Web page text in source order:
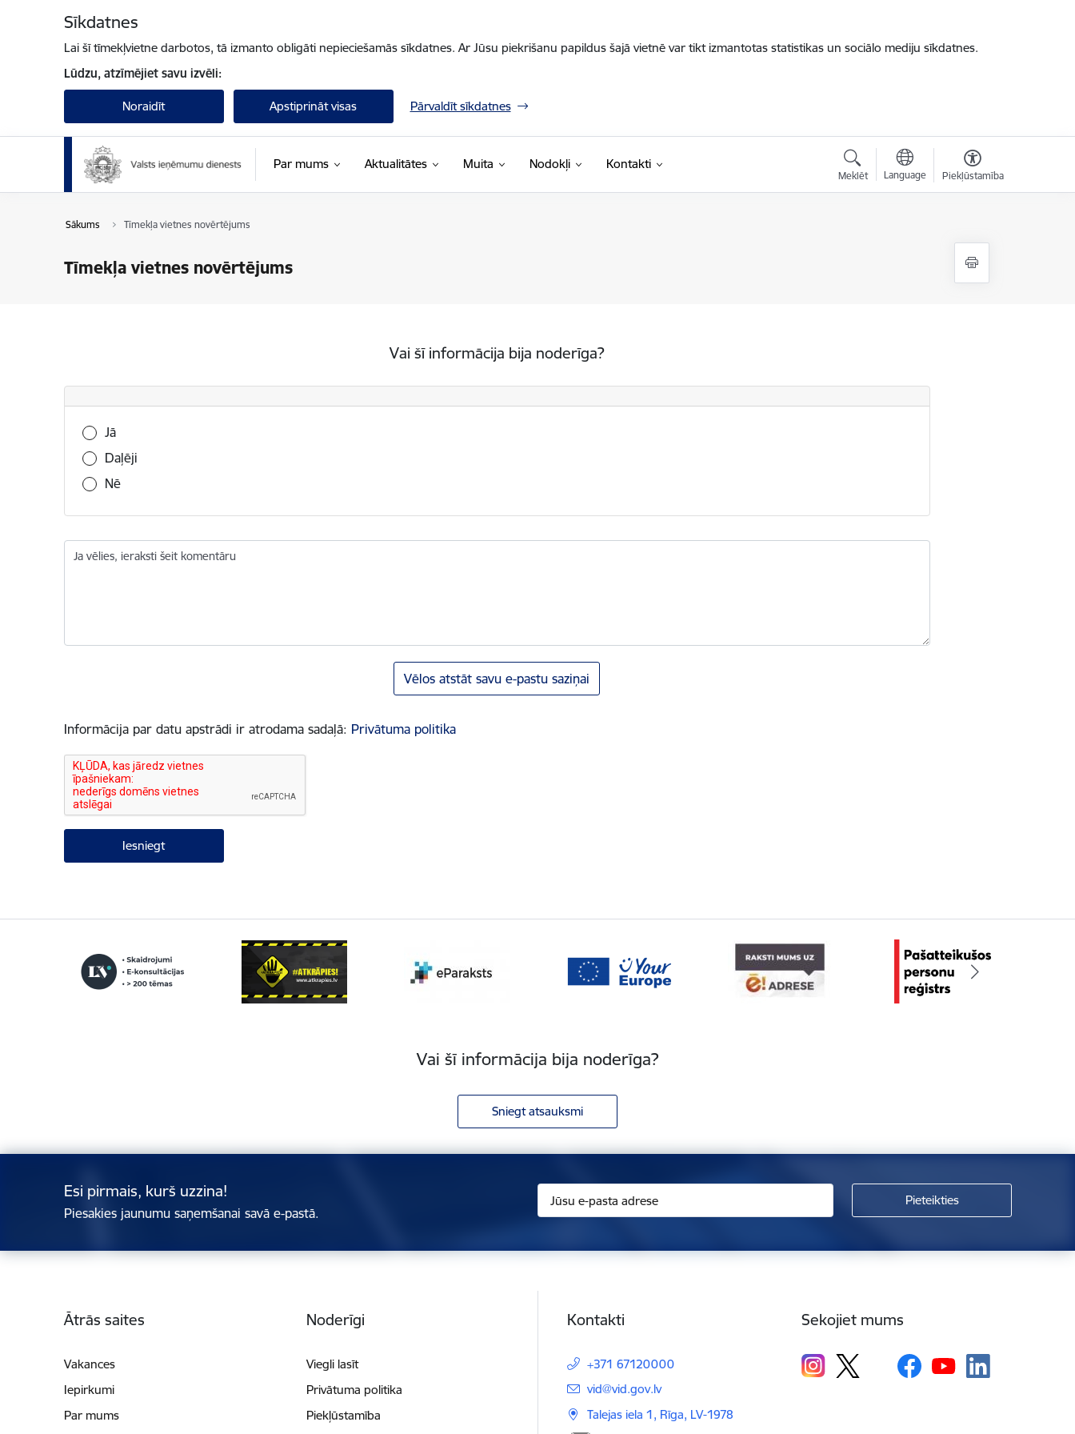
Sīkdatnes
Lai šī tīmekļvietne darbotos, tā izmanto obligāti nepieciešamās sīkdatnes. Ar Jūsu piekrišanu papildus šajā vietnē var tikt izmantotas statistikas un sociālo mediju sīkdatnes.
Lūdzu, atzīmējiet savu izvēli:
Noraidīt Apstiprināt visas Pārvaldīt sīkdatnes
Par mums Aktualitātes Muita Nodokļi Kontakti
Meklēt Language Piekļūstamība
Sākums Tīmekļa vietnes novērtējums
Tīmekļa vietnes novērtējums
Vai šī informācija bija noderīga?
Vai šī informācija bija noderīga?
Jā
Daļēji
Nē
Ja vēlies, ieraksti šeit komentāru
Vēlos atstāt savu e-pastu saziņai
Informācija par datu apstrādi ir atrodama sadaļā: Privātuma politika
Vai šī informācija bija noderīga?
Sniegt atsauksmi
Esi pirmais, kurš uzzina!
Piesakies jaunumu saņemšanai savā e-pastā.
Ātrās saites
Vakances
Iepirkumi
Par mums
Noderīgi
Viegli lasīt
Privātuma politika
Piekļūstamība
Kontakti
+371 67120000
E-pasts:
vid@vid.gov.lv
Talejas iela 1, Rīga, LV-1978
Sekojiet mums